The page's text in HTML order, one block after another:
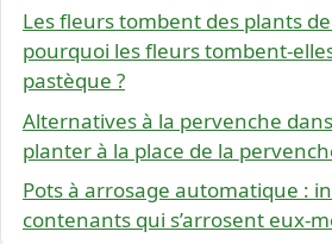
Les fleurs tombent des plants
pourquoi les fleurs tombent-
pastèque ?
Alternatives à la pervenche
planter à la place de la
Pots à arrosage automatique :
contenants qui s’arrosent eux-